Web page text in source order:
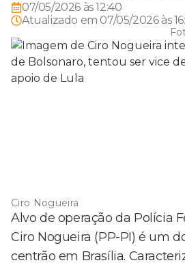
07/05/2026 às 12:40
Atualizado em 07/05/2026 às
Ciro Nogueira
Alvo de operação da Polícia
Ciro Nogueira (PP-PI) é um
centrão em Brasília.